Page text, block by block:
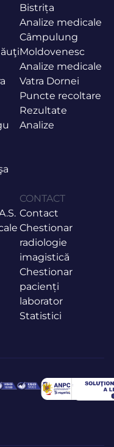
Bistrița
Analize medicale
Câmpulung
Moldovenesc
Analize medicale
Vatra Dornei
Puncte recoltare
Rezultate
Analize
CONTACT
Contact
Chestionar
radiologie
imagistică
Chestionar
pacienți
laborator
Statistici